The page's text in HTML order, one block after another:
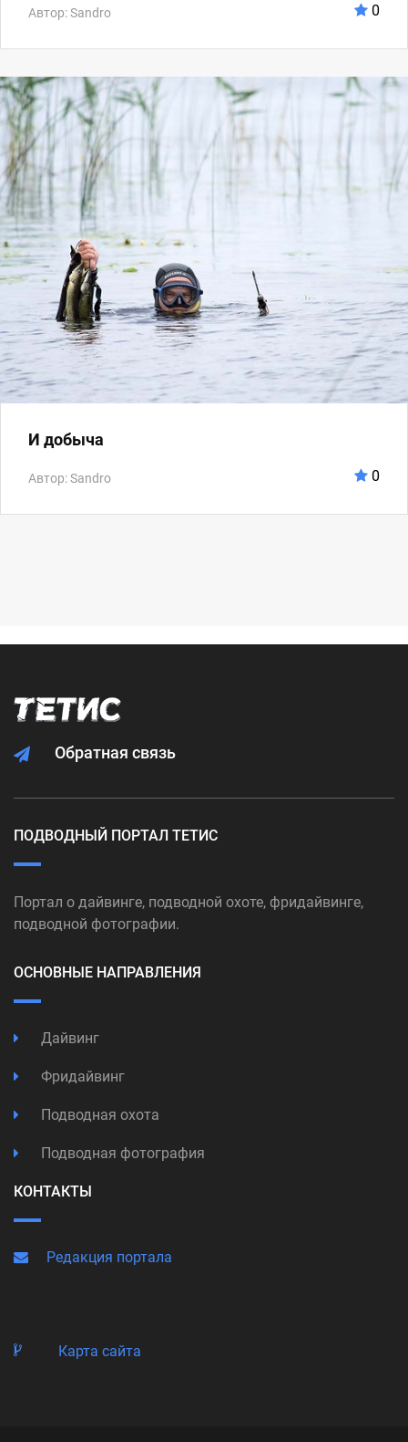
Автор: Sandro 0
И добыча
Автор: Sandro 0
Обратная связь
ПОДВОДНЫЙ ПОРТАЛ ТЕТИС
Портал о дайвинге, подводной охоте, фридайвинге,
подводной фотографии.
ОСНОВНЫЕ НАПРАВЛЕНИЯ
Дайвинг
Фридайвинг
Подводная охота
Подводная фотография
КОНТАКТЫ
Редакция портала
Карта сайта